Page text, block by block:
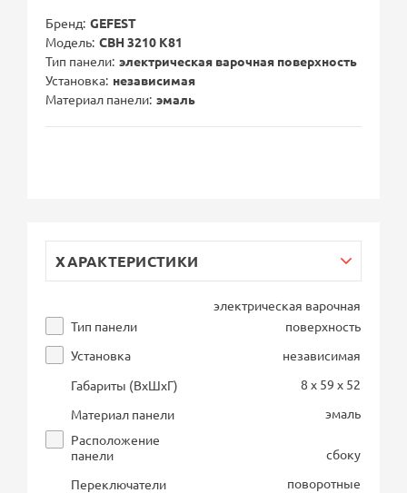
Бренд GEFEST
Модель СВН 3210 К81
Тип панели электрическая варочная поверхность
Установка независимая
Материал панели эмаль
ХАРАКТЕРИСТИКИ
Тип панели
электрическая варочная
поверхность
Установка
независимая
Габариты (ВхШхГ)
8 x 59 x 52
Материал панели
эмаль
Расположение
панели
сбоку
Переключатели
поворотные